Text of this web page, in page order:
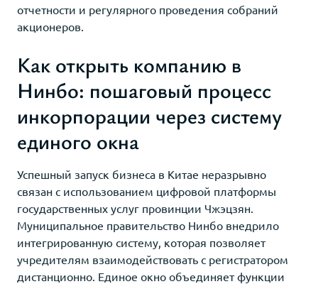
отчетности и регулярного проведения собраний
акционеров.
Как открыть компанию в
Нинбо: пошаговый процесс
инкорпорации через систему
единого окна
Успешный запуск бизнеса в Китае неразрывно
связан с использованием цифровой платформы
государственных услуг провинции Чжэцзян.
Муниципальное правительство Нинбо внедрило
интегрированную систему, которая позволяет
учредителям взаимодействовать с регистратором
дистанционно. Единое окно объединяет функции